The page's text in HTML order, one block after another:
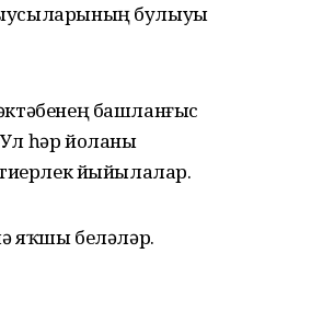
булыуы
башланғыс
һәр йоланы
йыйылалар.
яҡшы беләләр.